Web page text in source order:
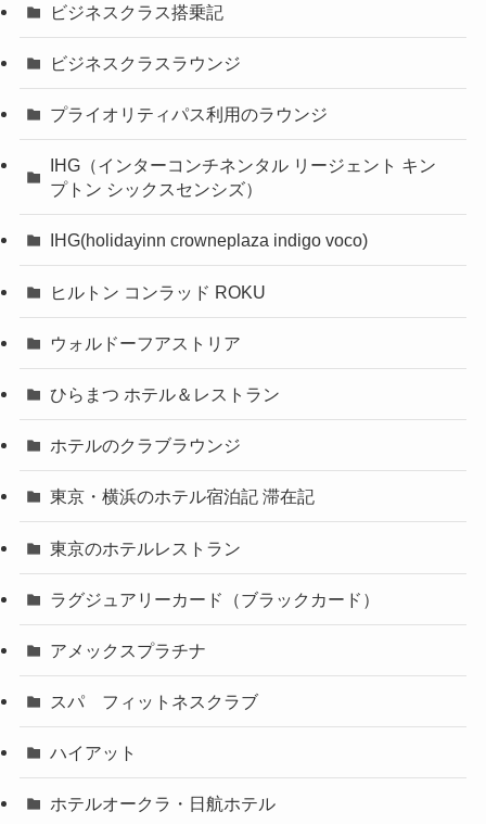
ビジネスクラス搭乗記
ビジネスクラスラウンジ
プライオリティパス利用のラウンジ
IHG（インターコンチネンタル リージェント キン
プトン シックスセンシズ）
IHG(holidayinn crowneplaza indigo voco)
ヒルトン コンラッド ROKU
ウォルドーフアストリア
ひらまつ ホテル＆レストラン
ホテルのクラブラウンジ
東京・横浜のホテル宿泊記 滞在記
東京のホテルレストラン
ラグジュアリーカード（ブラックカード）
アメックスプラチナ
スパ フィットネスクラブ
ハイアット
ホテルオークラ・日航ホテル